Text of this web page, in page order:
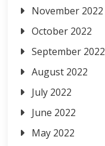
November 2022
October 2022
September 2022
August 2022
July 2022
June 2022
May 2022